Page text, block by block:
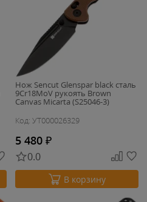
Нож Sencut Glenspar black сталь
9Cr18MoV рукоять Brown
Canvas Micarta (S25046-3)
Код: УТ000026329
5 480 ₽
0.0
В корзину